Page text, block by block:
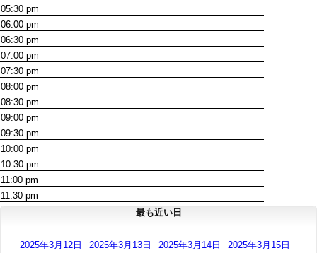
05:30 pm
06:00 pm
06:30 pm
07:00 pm
07:30 pm
08:00 pm
08:30 pm
09:00 pm
09:30 pm
10:00 pm
10:30 pm
11:00 pm
11:30 pm
最も近い日
2025年3月12日 2025年3月13日 2025年3月14日
2025年3月15日